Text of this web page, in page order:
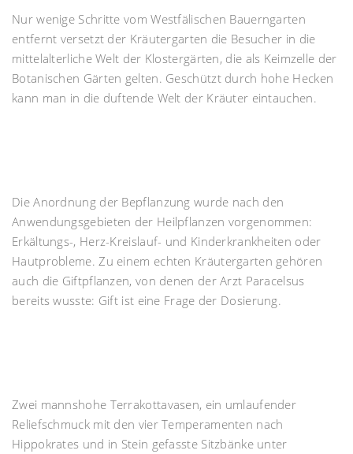
Nur wenige Schritte vom Westfälischen Bauerngarten
entfernt versetzt der Kräutergarten die Besucher in die
mittelalterliche Welt der Klostergärten, die als Keimzelle der
Botanischen Gärten gelten. Geschützt durch hohe Hecken
kann man in die duftende Welt der Kräuter eintauchen.
Die Anordnung der Bepflanzung wurde nach den
Anwendungsgebieten der Heilpflanzen vorgenommen:
Erkältungs-, Herz-Kreislauf- und Kinderkrankheiten oder
Hautprobleme. Zu einem echten Kräutergarten gehören
auch die Giftpflanzen, von denen der Arzt Paracelsus
bereits wusste: Gift ist eine Frage der Dosierung.
Zwei mannshohe Terrakottavasen, ein umlaufender
Reliefschmuck mit den vier Temperamenten nach
Hippokrates und in Stein gefasste Sitzbänke unter